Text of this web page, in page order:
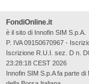
FondiOnline.it
è il sito di Innofin SIM S.p.A.
P. IVA 09150670967 -
Iscrizione R.U.I. sez. D n.
23:28:18 CEST 2026
Innofin SIM S.p.A fa parte